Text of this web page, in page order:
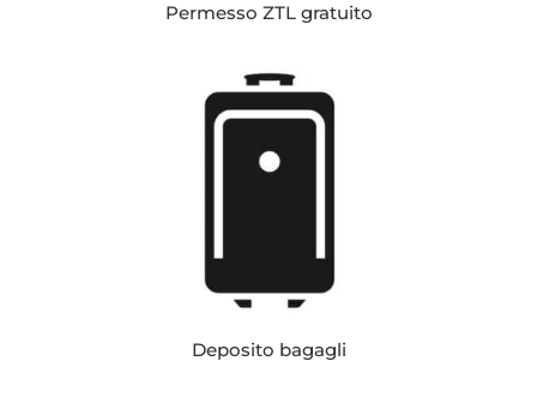
Permesso ZTL gratuito
Deposito bagagli